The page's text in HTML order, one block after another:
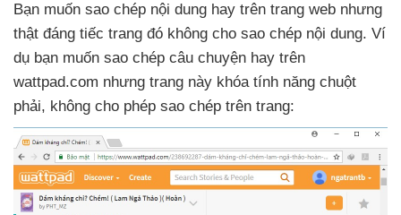
Bạn muốn sao chép nội dung hay trên trang web nhưng
thật đáng tiếc trang đó không cho sao chép nội dung. Ví
dụ bạn muốn sao chép câu chuyện hay trên
wattpad.com nhưng trang này khóa tính năng chuột
phải, không cho phép sao chép trên trang: